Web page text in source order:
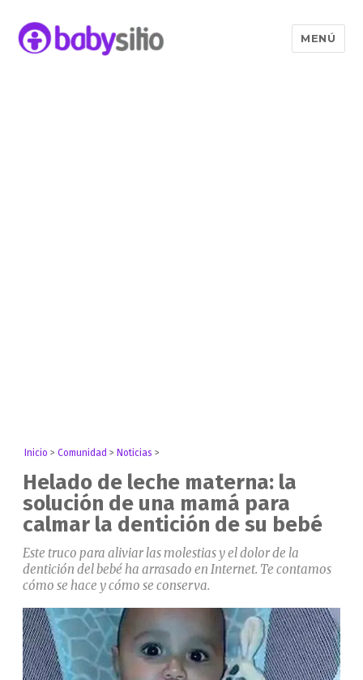
MENÚ
Inicio >Comunidad > Noticias >
Helado de leche materna: la
solución de una mamá para
calmar la dentición de su bebé
Este truco para aliviar las molestias y el dolor de la
dentición del bebé ha arrasado en Internet. Te contamos
cómo se hace y cómo se conserva.